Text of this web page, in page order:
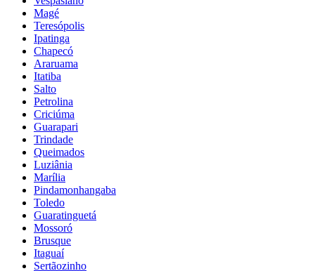
Magé
Teresópolis
Ipatinga
Chapecó
Araruama
Itatiba
Salto
Petrolina
Criciúma
Guarapari
Trindade
Queimados
Luziânia
Marília
Pindamonhangaba
Toledo
Guaratinguetá
Mossoró
Brusque
Itaguaí
Sertãozinho